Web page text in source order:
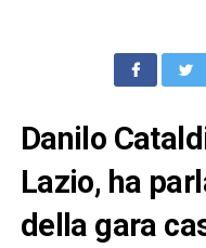
Danilo
Lazio, ha
della gara